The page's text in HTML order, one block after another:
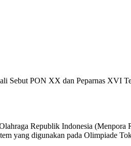
Sebut PON XX dan Peparnas XVI
Republik Indonesia (Menpora
yang digunakan pada Olimpiade